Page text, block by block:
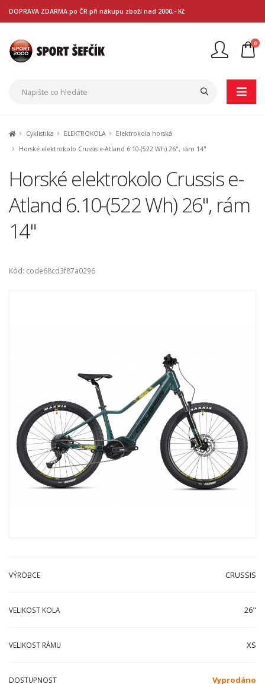
DOPRAVA ZDARMA po ČR při nákupu zboží nad 2000,- Kč
0
Cyklistika ELEKTROKOLA
Elektrokola horská
Horské elektrokolo Crussis e-Atland 6.10-(522 Wh) 26", rám 14"
Horské elektrokolo Crussis e-
Atland 6.10-(522 Wh) 26", rám
14"
Kód: code68cd3f87a0296
VÝROBCE CRUSSIS
VELIKOST KOLA 26"
VELIKOST RÁMU XS
DOSTUPNOST Vyprodáno